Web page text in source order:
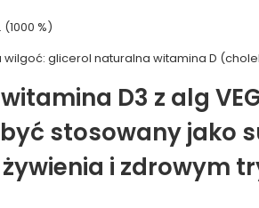
%)
glicerol naturalna witamina D
D3 z alg
stosowany jako
i zdrowym